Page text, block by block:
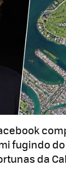
fugindo
da